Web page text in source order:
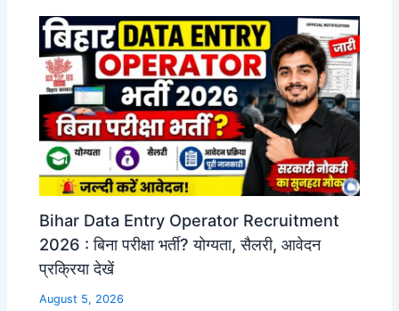
Bihar Data Entry Operator Recruitment
2026 : बिना परीक्षा भर्ती? योग्यता, सैलरी, आवेदन
प्रक्रिया देखें
August 5, 2026